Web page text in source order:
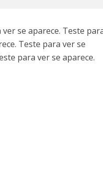
se aparece. Teste
Teste para ver se
para ver se aparece.